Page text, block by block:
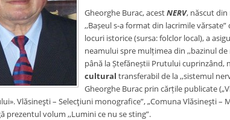
Gheorghe Burac, acestNERV, născut din
,,Bașeul s-a format din lacrimile
locuri istorice (sursa: folclor local), a
neamului spre mulțimea din ,,bazinul
până la Ștefăneștii Prutului cuprinzând,
cultural transferabil de la ,,sistemul
Gheorghe Burac prin cărțile publicate
Vlăsineşti – Selecţiuni monografice”, „Comuna Vlăsineşti
prezentul volum ,,Lumini ce nu se sting”.